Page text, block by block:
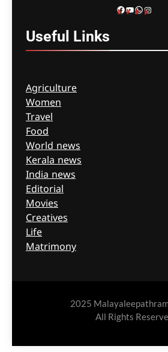
Facebook
YouTube
Useful Links
Agriculture
Women
Travel
Food
World news
Kerala news
India news
Editorial
Movies
Creatives
Life
Matrimony
2025
All Rights